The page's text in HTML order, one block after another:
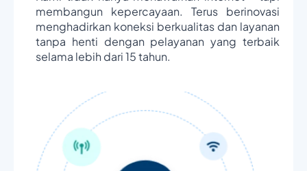
membangun kepercayaan. Terus berinovasi
menghadirkan koneksi berkualitas dan layanan
tanpa henti dengan pelayanan yang terbaik
selama lebih dari 15 tahun.